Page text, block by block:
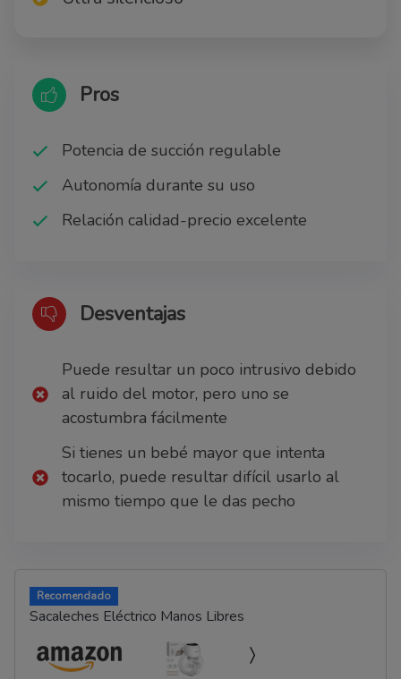
Pros
Potencia de succión regulable
Autonomía durante su uso
Relación calidad-precio excelente
Desventajas
Puede resultar un poco intrusivo debido
al ruido del motor, pero uno se
acostumbra fácilmente
Si tienes un bebé mayor que intenta
tocarlo, puede resultar difícil usarlo al
mismo tiempo que le das pecho
Recomendado
Sacaleches Eléctrico Manos Libres